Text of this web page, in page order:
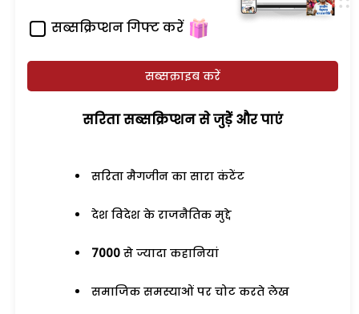
सब्सक्रिप्शन गिफ्ट करें
सब्सक्राइब करें
सरिता सब्सक्रिप्शन से जुड़ेें और पाएं
सरिता मैगजीन का सारा कंटेंट
देश विदेश के राजनैतिक मुद्दे
7000 से ज्यादा कहानियां
समाजिक समस्याओं पर चोट करते लेख